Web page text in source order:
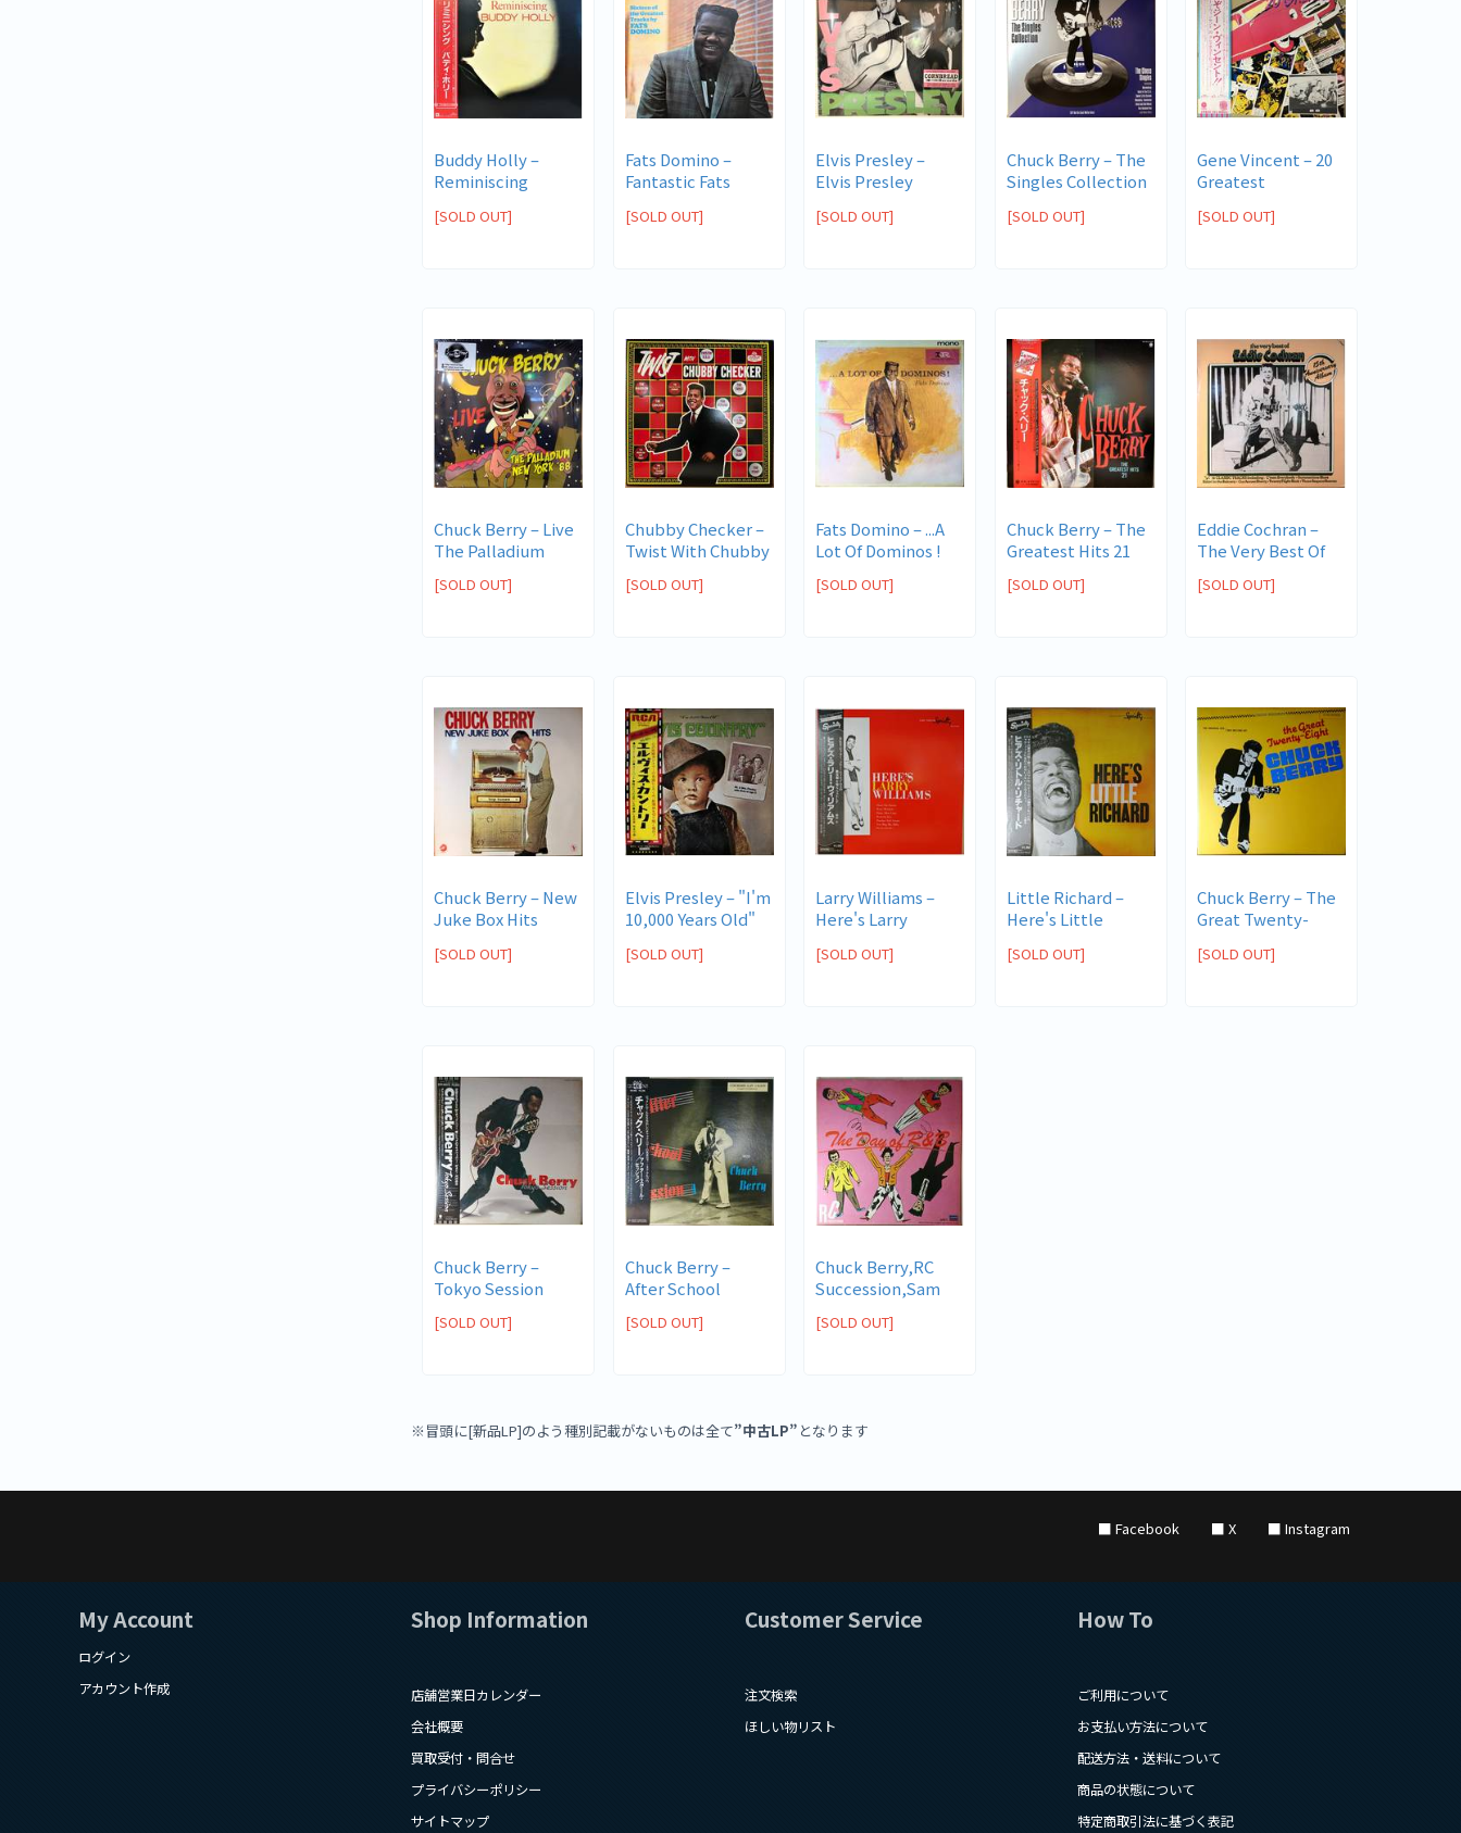
Buddy Holly ‎–
Reminiscing
[SOLD OUT]
Fats Domino ‎–
Fantastic Fats
[SOLD OUT]
Elvis Presley ‎–
Elvis Presley
[SOLD OUT]
Chuck Berry ‎– The
Singles Collection
[SOLD OUT]
Gene Vincent ‎– 20
Greatest
[SOLD OUT]
Chuck Berry ‎– Live
The Palladium
[SOLD OUT]
Chubby Checker ‎–
Twist With Chubby
[SOLD OUT]
Fats Domino ‎– ...A
Lot Of Dominos !
[SOLD OUT]
Chuck Berry ‎– The
Greatest Hits 21
[SOLD OUT]
Eddie Cochran ‎–
The Very Best Of
[SOLD OUT]
Chuck Berry ‎– New
Juke Box Hits
[SOLD OUT]
Elvis Presley ‎– "I'm
10,000 Years Old"
[SOLD OUT]
Larry Williams ‎–
Here's Larry
[SOLD OUT]
Little Richard ‎–
Here's Little
[SOLD OUT]
Chuck Berry ‎– The
Great Twenty-
[SOLD OUT]
Chuck Berry ‎–
Tokyo Session
[SOLD OUT]
Chuck Berry ‎–
After School
[SOLD OUT]
Chuck Berry,RC
Succession,Sam
[SOLD OUT]
※冒頭に[新品LP]のよう種別記載がないものは全て”中古LP” となります
■ Facebook ■ X ■ Instagram
My Account
ログイン
アカウント作成
Shop Information
店舗営業日カレンダー
会社概要
買取受付・問合せ
プライバシーポリシー
サイトマップ
Customer Service
注文検索
ほしい物リスト
How To
ご利用について
お支払い方法について
配送方法・送料について
商品の状態について
特定商取引法に基づく表記